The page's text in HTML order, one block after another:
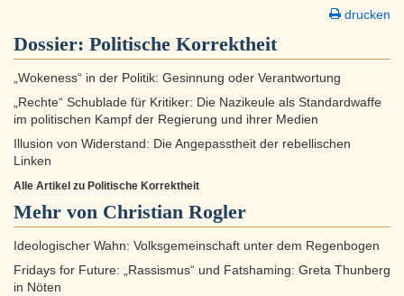
drucken
Dossier: Politische Korrektheit
„Wokeness“ in der Politik: Gesinnung oder Verantwortung
„Rechte“ Schublade für Kritiker: Die Nazikeule als Standardwaffe
im politischen Kampf der Regierung und ihrer Medien
Illusion von Widerstand: Die Angepasstheit der rebellischen
Linken
Alle Artikel zu Politische Korrektheit
Mehr von Christian Rogler
Ideologischer Wahn: Volksgemeinschaft unter dem Regenbogen
Fridays for Future: „Rassismus“ und Fatshaming: Greta Thunberg
in Nöten